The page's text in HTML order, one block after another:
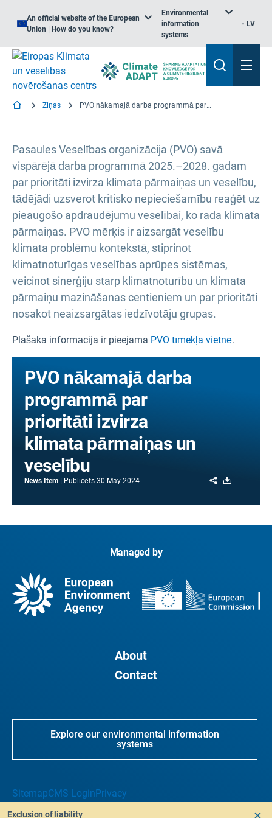
An official website of the European
Union | How do you know?
Environmental
information
systems
LV
Ziņas PVO nākamajā darba programmā par prioritāti izvirza klimata pārmaiņas un veselību
Pasaules Veselības organizācija (PVO) savā
vispārējā darba programmā 2025.–2028. gadam
par prioritāti izvirza klimata pārmaiņas un veselību,
tādējādi uzsverot kritisko nepieciešamību reaģēt uz
pieaugošo apdraudējumu veselībai, ko rada klimata
pārmaiņas. PVO mērķis ir aizsargāt veselību
klimata problēmu kontekstā, stiprinot
klimatnoturīgas veselības aprūpes sistēmas,
veicinot sinerģiju starp klimatnoturību un klimata
pārmaiņu mazināšanas centieniem un par prioritāti
nosakot neaizsargātas iedzīvotāju grupas.
Plašāka informācija ir pieejama PVO tīmekļa vietnē.
PVO nākamajā darba
programmā par
prioritāti izvirza
klimata pārmaiņas un
veselību
News Item Publicēts 30 May 2024 Share
Managed by
About
Contact
Explore our environmental information
systems
SitemapCMS LoginPrivacy
Exclusion of liability